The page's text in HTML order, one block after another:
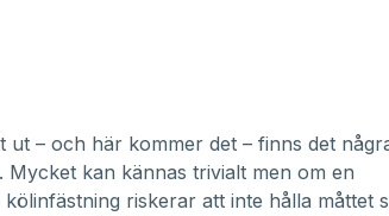
ut – och här kommer det – finns det
kan kännas trivialt men om en
riskerar att inte hålla måttet